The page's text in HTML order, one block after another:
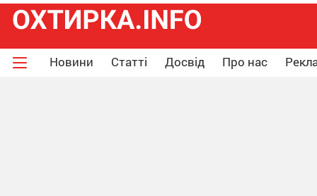
Новини Статті Досвід Про нас